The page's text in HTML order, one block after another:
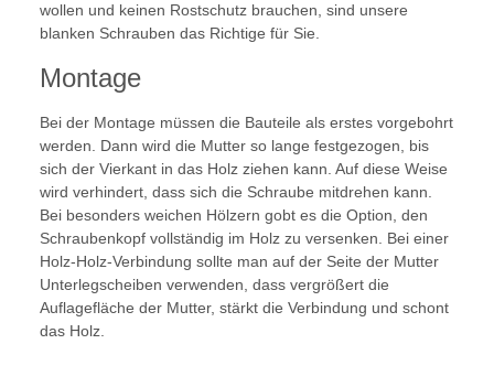
wollen und keinen Rostschutz brauchen, sind unsere
blanken Schrauben das Richtige für Sie.
Montage
Bei der Montage müssen die Bauteile als erstes vorgebohrt
werden. Dann wird die Mutter so lange festgezogen, bis
sich der Vierkant in das Holz ziehen kann. Auf diese Weise
wird verhindert, dass sich die Schraube mitdrehen kann.
Bei besonders weichen Hölzern gobt es die Option, den
Schraubenkopf vollständig im Holz zu versenken. Bei einer
Holz-Holz-Verbindung sollte man auf der Seite der Mutter
Unterlegscheiben verwenden, dass vergrößert die
Auflagefläche der Mutter, stärkt die Verbindung und schont
das Holz.